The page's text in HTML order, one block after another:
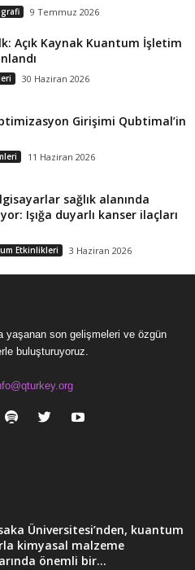
9 Temmuz 2026
Açık Kaynak Kuantum İşletim
30 Haziran 2026
Girişimi Qubtimal’in
11 Haziran 2026
sağlık alanında
Işığa duyarlı kanser ilaçları
Etkinlikleri 3 Haziran 2026
yaşanan son gelişmeleri ve özgün
buluşturuyoruz.
Üniversitesi’nden, kuantum
kimyasal malzeme
önemli bir...